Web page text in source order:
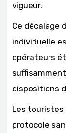
vigueur.
Ce décalage
individuelle
opérateurs
suffisamment
dispositions
Les touristes
protocole